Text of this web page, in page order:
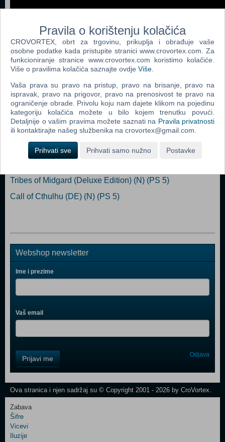
Dodaj u košaricu
Popularno
void tRrLM();++ //Void Terrarium++ (N) (PS 5)
Edge of Eternity (N) (PS 5)
Final Fantasy VII Remake Intergrade (PS 5)
Tribes of Midgard (Deluxe Edition) (N) (PS 5)
Call of Cthulhu (DE) (N) (PS 5)
Webshop newsletter
Ime i prezime
Vaš email
Field
One
Control
Two
Prijavi me Odjava
Ova stranica i njen sadržaj su © Copyright 2001 - 2026 by CroVortex.
Zabava
Šifre
Vicevi
Iluzije
Pravila o korištenju kolačića
CROVORTEX, obrt za trgovinu, prikuplja i obrađuje vaše
osobne podatke kada pristupite stranici www.crovortex.com. Za
funkcioniranje stranice www.crovortex.com koristimo kolačiće.
Više o pravilima kolačića saznajte ovdje Više
Vaša prava su pravo na pristup, pravo na brisanje, pravo na
ispravak, pravo na prigovor, pravo na prenosivost te pravo na
ograničenje obrade. Privolu koju nam dajete klikom na pojedinu
kategoriju kolačića možete u bilo kojem trenutku povući.
Detaljnije o vašim pravima možete saznati na Pravila privatnosti
ili kontaktirajte našeg službenika na crovortex@gmail.com.
Prihvati sve Prihvati samo nužno Postavke